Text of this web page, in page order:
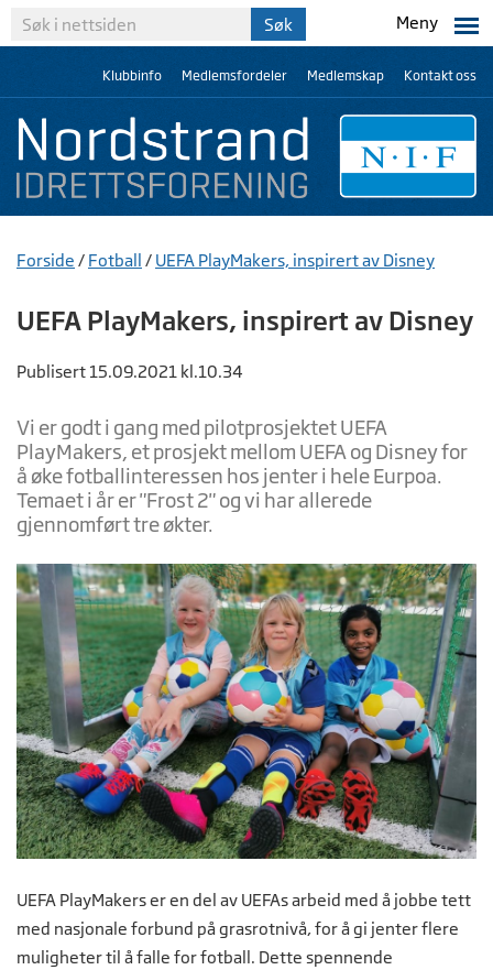
Meny
Klubbinfo Medlemsfordeler Medlemskap Kontakt oss
Forside / Fotball / UEFA PlayMakers, inspirert av Disney
UEFA PlayMakers, inspirert av Disney
Publisert 15.09.2021 kl.10.34
Vi er godt i gang med pilotprosjektet UEFA
PlayMakers, et prosjekt mellom UEFA og Disney for
å øke fotballinteressen hos jenter i hele Eurpoa.
Temaet i år er "Frost 2" og vi har allerede
gjennomført tre økter.
UEFA PlayMakers er en del av UEFAs arbeid med å jobbe tett
med nasjonale forbund på grasrotnivå, for å gi jenter flere
muligheter til å falle for fotball. Dette spennende